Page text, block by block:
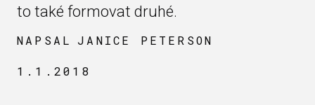
to také formovat druhé.
NAPSAL JANICE PETERSON
1.1.2018